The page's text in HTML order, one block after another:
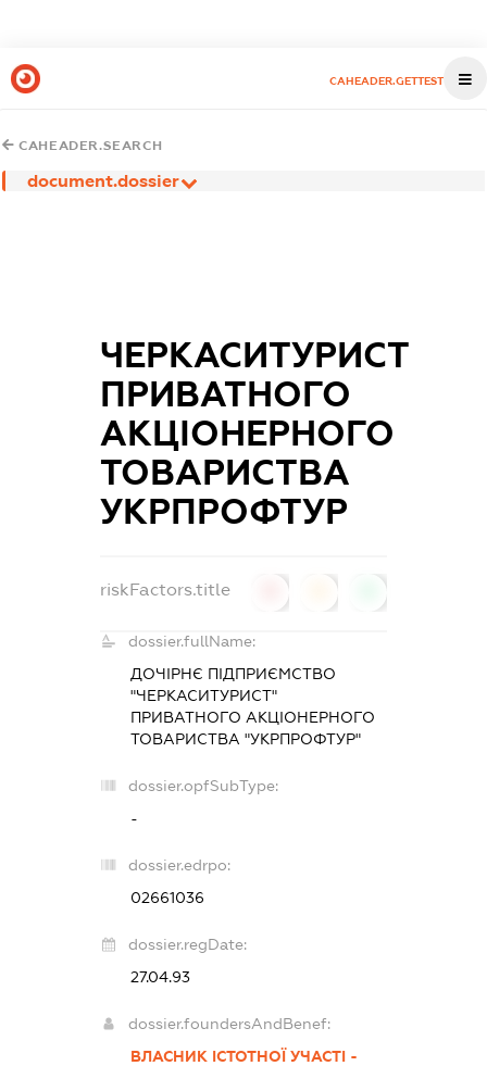
CAHEADER.GETTEST
CAHEADER.SEARCH
document.dossier
ЧЕРКАСИТУРИСТ
ПРИВАТНОГО
АКЦІОНЕРНОГО
ТОВАРИСТВА
УКРПРОФТУР
riskFactors.title
dossier.fullName:
ДОЧІРНЄ ПІДПРИЄМСТВО
"ЧЕРКАСИТУРИСТ"
ПРИВАТНОГО АКЦІОНЕРНОГО
ТОВАРИСТВА "УКРПРОФТУР"
dossier.opfSubType:
-
dossier.edrpo:
02661036
dossier.regDate:
27.04.93
dossier.foundersAndBenef:
ВЛАСНИК ІСТОТНОЇ УЧАСТІ -